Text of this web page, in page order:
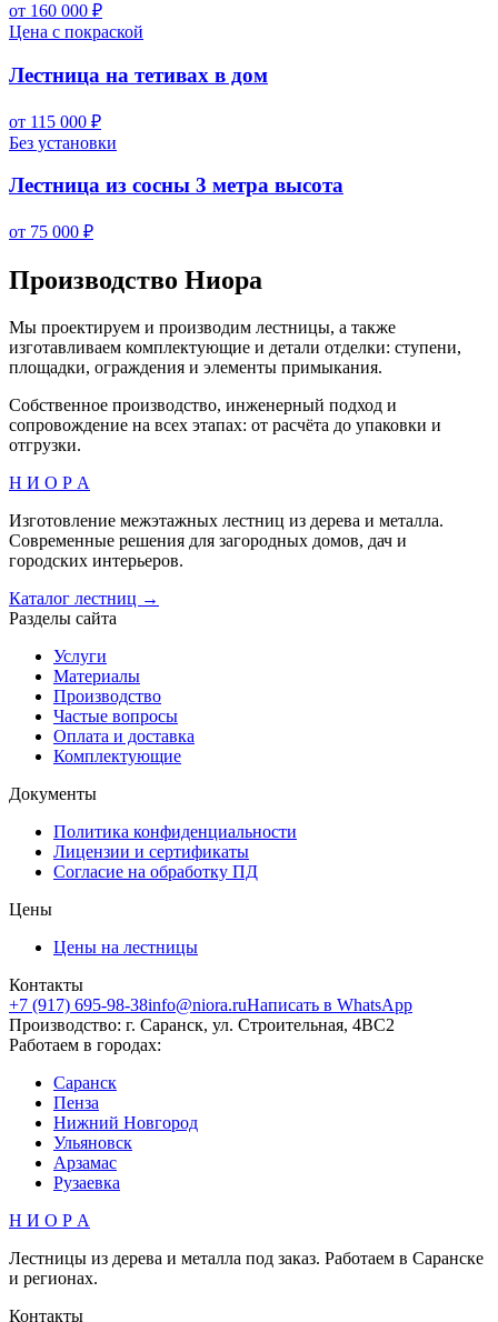
от 160 000 ₽
Цена с покраской
Лестница на тетивах в дом
от 115 000 ₽
Без установки
Лестница из сосны 3 метра высота
от 75 000 ₽
Производство Ниора
Мы проектируем и производим лестницы, а также
изготавливаем комплектующие и детали отделки: ступени,
площадки, ограждения и элементы примыкания.
Собственное производство, инженерный подход и
сопровождение на всех этапах: от расчёта до упаковки и
отгрузки.
Н И О Р А
Изготовление межэтажных лестниц из дерева и металла.
Современные решения для загородных домов, дач и
городских интерьеров.
Каталог лестниц →
Разделы сайта
Услуги
Материалы
Производство
Частые вопросы
Оплата и доставка
Комплектующие
Документы
Политика конфиденциальности
Лицензии и сертификаты
Согласие на обработку ПД
Цены
Цены на лестницы
Контакты
+7 (917) 695-98-38info@niora.ruНаписать в WhatsApp
Производство: г. Саранск, ул. Строительная, 4ВС2
Работаем в городах:
Саранск
Пенза
Нижний Новгород
Ульяновск
Арзамас
Рузаевка
Н И О Р А
Лестницы из дерева и металла под заказ. Работаем в Саранске
и регионах.
Контакты